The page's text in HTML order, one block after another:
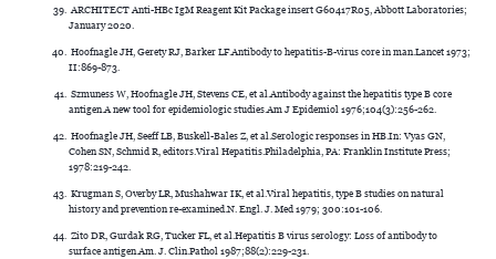
ARCHITECT Anti-HBc IgM Reagent Kit Package insert G60417R05, Abbott Laboratories;
January 2020.
Hoofnagle JH, Gerety RJ, Barker LF.Antibody to hepatitis-B-virus core in man.Lancet 1973;
II:869-873.
Szmuness W, Hoofnagle JH, Stevens CE, et al.Antibody against the hepatitis type B core
antigen.A new tool for epidemiologic studies.Am J Epidemiol 1976;104(3):256-262.
Hoofnagle JH, Seeff LB, Buskell-Bales Z, et al.Serologic responses in HB.In: Vyas GN,
Cohen SN, Schmid R, editors.Viral Hepatitis.Philadelphia, PA: Franklin Institute Press;
1978:219-242.
Krugman S, Overby LR, Mushahwar IK, et al.Viral hepatitis, type B studies on natural
history and prevention re-examined.N. Engl. J. Med 1979; 300:101-106.
Zito DR, Gurdak RG, Tucker FL, et al.Hepatitis B virus serology: Loss of antibody to
surface antigen.Am. J. Clin.Pathol 1987;88(2):229-231.